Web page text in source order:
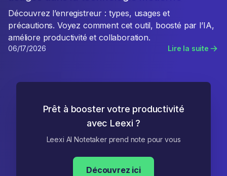
Découvrez l’enregistreur : types, usages et
précautions. Voyez comment cet outil, boosté par l’IA,
améliore productivité et collaboration.
06/17/2026 Lire la suite
Prêt à booster votre productivité
avec Leexi ?
Leexi AI Notetaker prend note pour vous
Découvrez ici